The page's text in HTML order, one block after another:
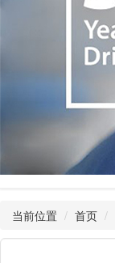
当前位置 首页